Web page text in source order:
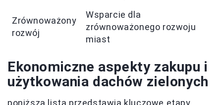
Zrównoważony
rozwój
Wsparcie dla
zrównoważonego rozwoju
miast
Ekonomiczne aspekty zakupu i
użytkowania dachów zielonych
poniższa lista przedstawia kluczowe etapy